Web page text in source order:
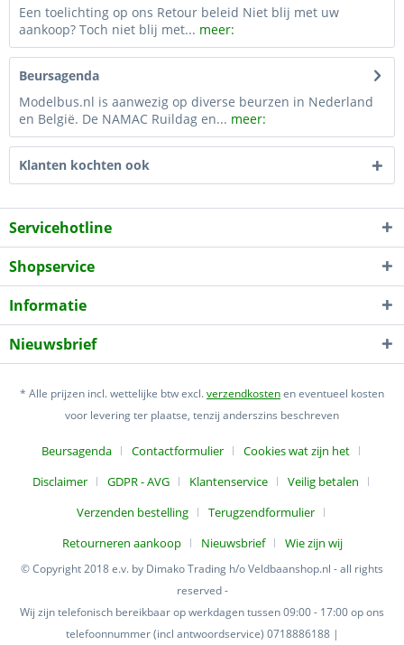
Een toelichting op ons Retour beleid Niet blij met uw
aankoop? Toch niet blij met... meer:
Beursagenda
Modelbus.nl is aanwezig op diverse beurzen in Nederland
en België. De NAMAC Ruildag en... meer:
Klanten kochten ook
Servicehotline
Shopservice
Informatie
Nieuwsbrief
* Alle prijzen incl. wettelijke btw excl.verzendkostenen eventueel kosten
voor levering ter plaatse, tenzij anderszins beschreven
Beursagenda Contactformulier
Cookies wat zijn het
Disclaimer
GDPR - AVG Klantenservice
Veilig betalen
Verzenden bestelling
Terugzendformulier
Retourneren aankoop
Nieuwsbrief Wie zijn wij
© Copyright 2018 e.v. by Dimako Trading h/o Veldbaanshop.nl - all rights
reserved -
Wij zijn telefonisch bereikbaar op werkdagen tussen 09:00 - 17:00 op ons
telefoonnummer (incl antwoordservice) 0718886188 |